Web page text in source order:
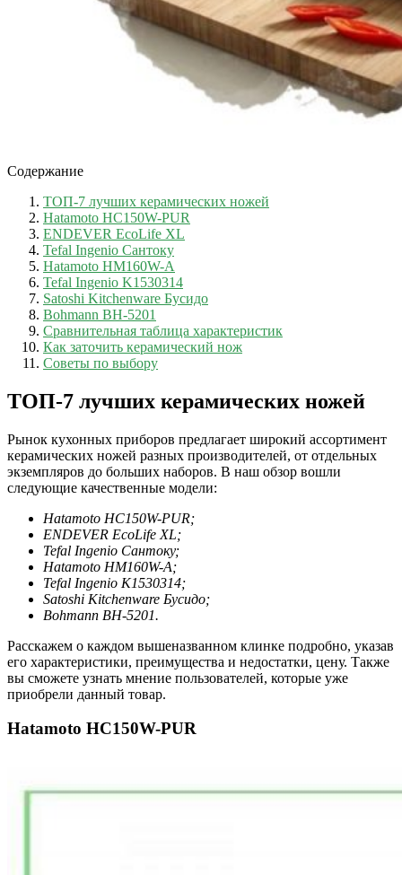
Содержание
ТОП-7 лучших керамических ножей
Hatamoto HC150W-PUR
ENDEVER EcoLife XL
Tefal Ingenio Сантоку
Hatamoto HM160W-A
Tefal Ingenio K1530314
Satoshi Kitchenware Бусидо
Bohmann BH-5201
Сравнительная таблица характеристик
Как заточить керамический нож
Советы по выбору
ТОП-7 лучших керамических ножей
Рынок кухонных приборов предлагает широкий ассортимент
керамических ножей разных производителей, от отдельных
экземпляров до больших наборов. В наш обзор вошли
следующие качественные модели:
Hatamoto HC150W-PUR;
ENDEVER EcoLife XL;
Tefal Ingenio Сантоку;
Hatamoto HM160W-A;
Tefal Ingenio K1530314;
Satoshi Kitchenware Бусидо;
Bohmann BH-5201.
Расскажем о каждом вышеназванном клинке подробно, указав
его характеристики, преимущества и недостатки, цену. Также
вы сможете узнать мнение пользователей, которые уже
приобрели данный товар.
Hatamoto HC150W-PUR